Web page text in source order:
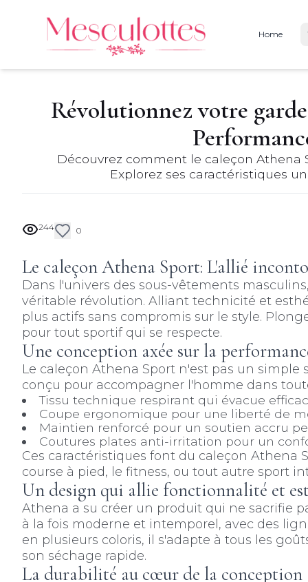
Home
Révolutionnez votre
Découvrez comment le caleçon
Explorez ses caractéristiques
244 0
Le caleçon Athena Sport: L'allié
Dans l'univers des sous-vêtements
véritable révolution. Alliant technicité et
plus actifs sans compromis sur le style.
pour tout sportif qui se respecte.
Une conception axée sur la
Le caleçon Athena Sport n'est pas un
conçu pour accompagner l'homme dans
Tissu technique respirant qui évacue
Coupe ergonomique pour une liberté de
Maintien renforcé pour un soutien accru
Coutures plates anti-irritation pour un
Ces caractéristiques font du caleçon Athena
course à pied, le fitness, ou tout autre sport
Un design qui allie fonctionnalité et
Athena a su créer un produit qui ne sacrifie
à la fois moderne et intemporel, avec des
en plusieurs coloris, il s'adapte à tous les
son séchage rapide.
La durabilité au cœur de la conception